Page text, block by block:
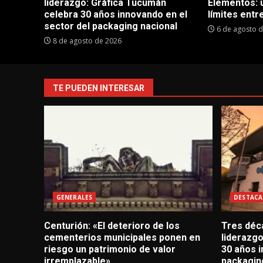
liderazgo: Gráfica Tucumán
celebra 30 años innovando en el
sector del packaging nacional
8 de agosto de 2026
Elementos:
límites
6 de agosto
TE PUEDEN INTERESAR
GENERALES
Centurión: «El deterioro de los
cementerios municipales ponen en
riesgo un patrimonio de valor
Tres
30 años